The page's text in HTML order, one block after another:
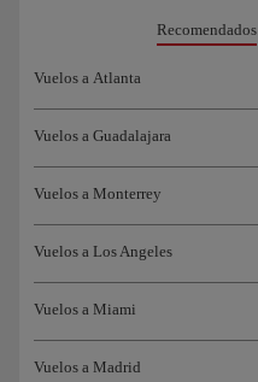
Recomendados
Vuelos a Atlanta
Vuelos a Guadalajara
Vuelos a Monterrey
Vuelos a Los Angeles
Vuelos a Miami
Vuelos a Madrid